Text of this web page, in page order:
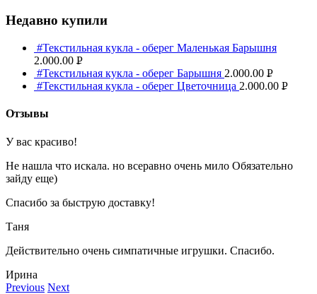
Недавно купили
#Текстильная кукла - оберег Маленькая Барышня
2.000.00 Р
УБ.
#Текстильная кукла - оберег Барышня 2.000.00 Р
УБ.
#Текстильная кукла - оберег Цветочница 2.000.00 Р
Отзывы
У вас красиво!
Не нашла что искала. но всеравно очень мило Обязательно
зайду еще)
Спасибо за быструю доставку!
Таня
Действительно очень симпатичные игрушки. Спасибо.
Ирина
Previous Next